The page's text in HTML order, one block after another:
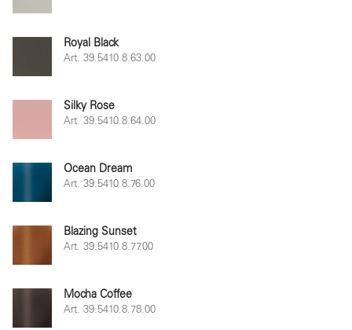
Royal Black
Art. 39.5410.8.63.00
Silky Rose
Art. 39.5410.8.64.00
Ocean Dream
Art. 39.5410.8.76.00
Blazing Sunset
Art. 39.5410.8.77.00
Mocha Coffee
Art. 39.5410.8.78.00